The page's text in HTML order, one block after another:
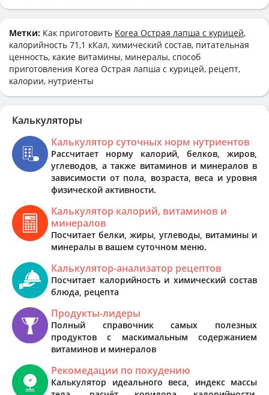
Метки: Как приготовить Korea Острая лапша с курицей,
калорийность 71,1 кКал, химический состав, питательная
ценность, какие витамины, минералы, способ
приготовления Korea Острая лапша с курицей, рецепт,
калории, нутриенты
Калькуляторы
Калькулятор суточных норм нутриентов
Рассчитает норму калорий, белков, жиров,
углеводов, а также витаминов и минералов в
зависимости от пола, возраста, веса и уровня
физической активности.
Калькулятор калорий, витаминов и
минералов
Посчитает белки, жиры, углеводы, витамины и
минералы в вашем суточном меню.
Калькулятор-анализатор рецептов
Посчитает калорийность и химический состав
блюда, рецепта
Продукты-лидеры
Полный справочник самых полезных
продуктов с маскимальным содержанием
витаминов и минералов
Рекомедации по похудению
Калькулятор идеального веса, индекс массы